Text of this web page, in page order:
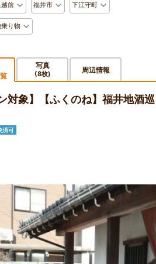
前 福井市 下江守町
り物
写真
(8枚) 周辺情報
対象】【ふくのね】福井地酒
済可